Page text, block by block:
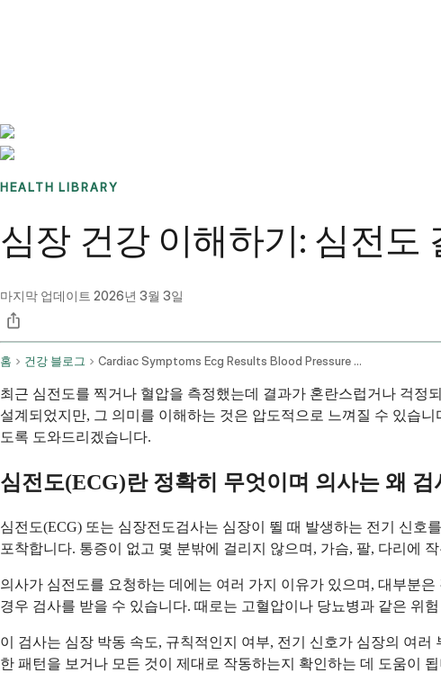
HEALTH LIBRARY
심장 건강 이해하기: 심전도
마지막 업데이트 2026년 3월 3일
홈 건강 블로그 Cardiac Symptoms Ecg Results Blood Pressure And Evaluation
최근 심전도를 찍거나 혈압을 측정했는데 결과가 혼란스럽거나 걱
설계되었지만, 그 의미를 이해하는 것은 압도적으로 느껴질 수 있습
도록 도와드리겠습니다.
심전도(ECG)란 정확히 무엇이며 의사는 왜 검
심전도(ECG) 또는 심장전도검사는 심장이 뛸 때 발생하는 전기 신호
포착합니다. 통증이 없고 몇 분밖에 걸리지 않으며, 가슴, 팔, 다리에
의사가 심전도를 요청하는 데에는 여러 가지 이유가 있으며, 대부분
경우 검사를 받을 수 있습니다. 때로는 고혈압이나 당뇨병과 같은 위
이 검사는 심장 박동 속도, 규칙적인지 여부, 전기 신호가 심장의 여
한 패턴을 보거나 모든 것이 제대로 작동하는지 확인하는 데 도움이